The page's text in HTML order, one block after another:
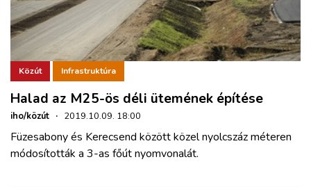
Közút Infrastruktúra
Halad az M25-ös déli ütemének építése
iho/közút · 2019.10.09. 18:00
Füzesabony és Kerecsend között közel nyolcszáz méteren
módosították a 3-as főút nyomvonalát.